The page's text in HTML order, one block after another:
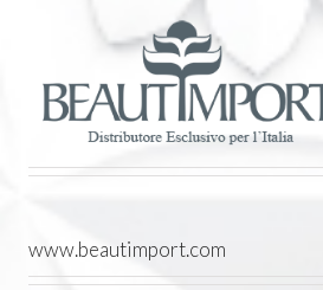
www.beautimport.com